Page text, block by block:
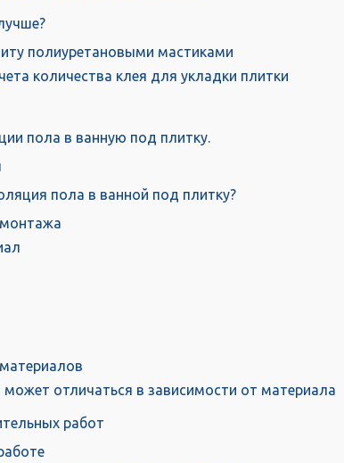
полиуретановыми мастиками
количества клея для укладки плитки
пола в ванную под плитку.
пола в ванной под плитку?
отличаться в зависимости от материала
работ